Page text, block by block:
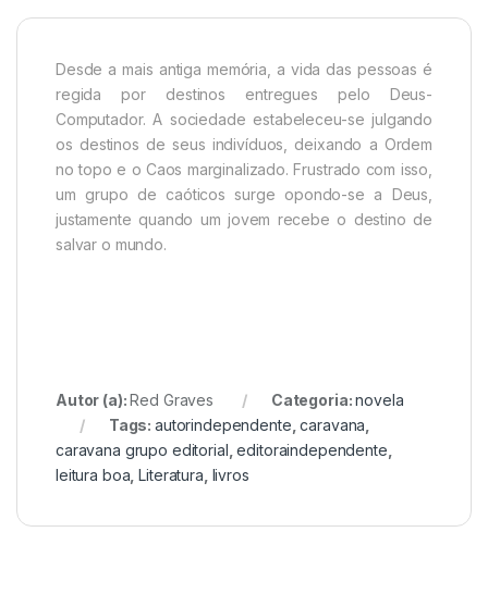
Desde a mais antiga memória, a vida das pessoas é
regida por destinos entregues pelo Deus-
Computador. A sociedade estabeleceu-se julgando
os destinos de seus indivíduos, deixando a Ordem
no topo e o Caos marginalizado. Frustrado com isso,
um grupo de caóticos surge opondo-se a Deus,
justamente quando um jovem recebe o destino de
salvar o mundo.
Autor (a):Red Graves Categoria:novela
Tags:autorindependente ,caravana
caravana grupo editorial ,editoraindependente
leitura boa ,Literatura livros